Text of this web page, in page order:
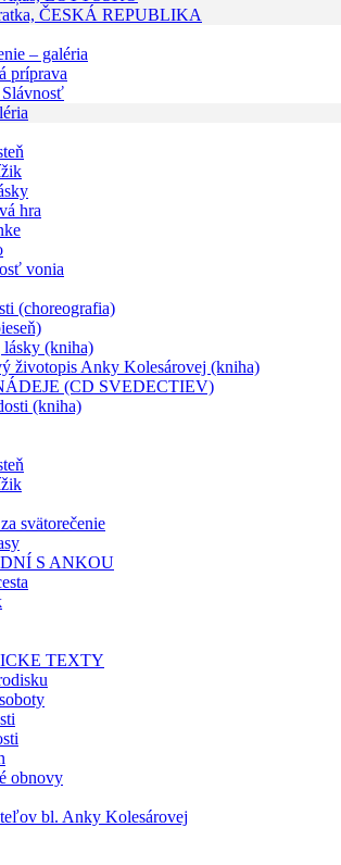
ČESKÁ REPUBLIKA
– galéria
príprava
hra
vonia
(choreografia)
lásky (kniha)
životopis Anky Kolesárovej (kniha)
(CD SVEDECTIEV)
(kniha)
svätorečenie
S ANKOU
TEXTY
obnovy
bl. Anky Kolesárovej